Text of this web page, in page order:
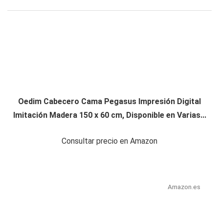
Oedim Cabecero Cama Pegasus Impresión Digital
Imitación Madera 150 x 60 cm, Disponible en Varias...
Consultar precio en Amazon
Amazon.es